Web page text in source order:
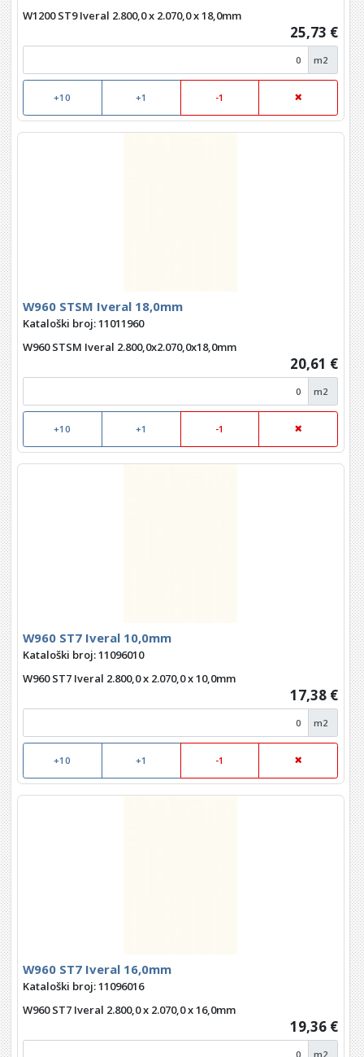
W1200 ST9 Iveral 2.800,0 x 2.070,0 x 18,0mm
25,73 €
m2
+10 +1 -1
W960 STSM Iveral 18,0mm
Kataloški broj: 11011960
W960 STSM Iveral 2.800,0x2.070,0x18,0mm
20,61 €
m2
+10 +1 -1
W960 ST7 Iveral 10,0mm
Kataloški broj: 11096010
W960 ST7 Iveral 2.800,0 x 2.070,0 x 10,0mm
17,38 €
m2
+10 +1 -1
W960 ST7 Iveral 16,0mm
Kataloški broj: 11096016
W960 ST7 Iveral 2.800,0 x 2.070,0 x 16,0mm
19,36 €
m2